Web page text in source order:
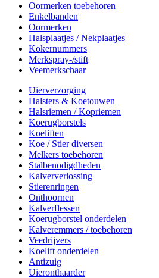
Oormerken toebehoren
Enkelbanden
Oormerken
Halsplaatjes / Nekplaatjes
Kokernummers
Merkspray-/stift
Veemerkschaar
Uierverzorging
Halsters & Koetouwen
Halsriemen / Kopriemen
Koerugborstels
Koeliften
Koe / Stier diversen
Melkers toebehoren
Stalbenodigdheden
Kalververlossing
Stierenringen
Onthoornen
Kalverflessen
Koerugborstel onderdelen
Kalveremmers / toebehoren
Veedrijvers
Koelift onderdelen
Antizuig
Uieronthaarder